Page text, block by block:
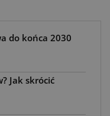
do końca 2030
Jak skrócić